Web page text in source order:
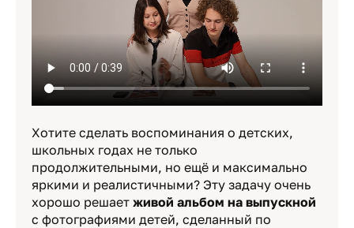
Хотите сделать воспоминания о детских,
школьных годах не только
продолжительными, но ещё и максимально
яркими и реалистичными? Эту задачу очень
хорошо решает живой альбом на выпускной
с фотографиями детей, сделанный по